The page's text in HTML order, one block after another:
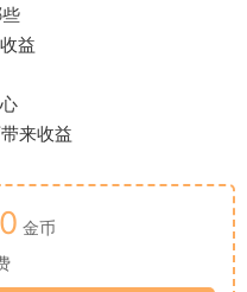
益
来收益
金币